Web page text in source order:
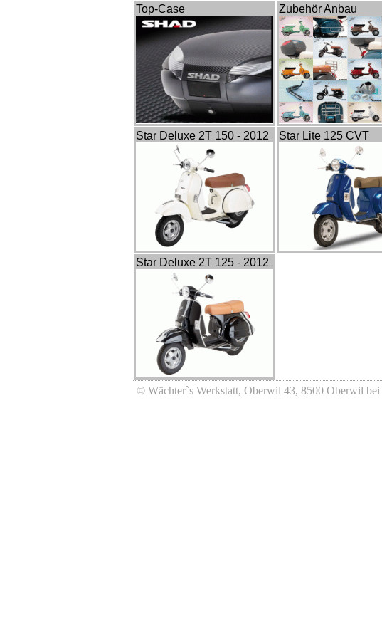
Top-Case Zubehör Anbau
Star Deluxe 2T 150 - 2012 Star Lite 125 CVT
Star Deluxe 2T 125 - 2012
© Wächter`s Werkstatt, Oberwil 43, 8500 Oberwil